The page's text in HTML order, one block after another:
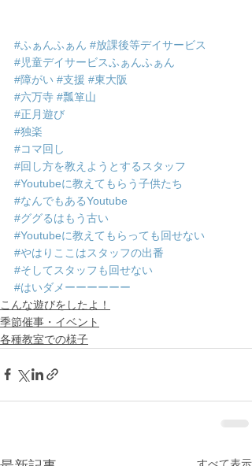
#ふぁんふぁん #放課後等デイサービス
#児童デイサービスふぁんふぁん
#障がい #支援 #東大阪
#六万寺 #瓢箪山
#正月遊び
#独楽
#コマ回し
#回し方を教えようとするスタッフ
#Youtubeに教えてもらう子供たち
#なんでもあるYoutube
#ググるはもう古い
#Youtubeに教えてもらっても回せない
#やはりここはスタッフの出番
#そしてスタッフも回せない
#はいダメーーーーーー
こんな遊びをしたよ！
季節催事・イベント
各種教室での様子
すべて表示